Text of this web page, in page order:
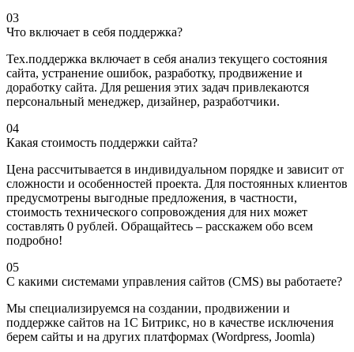
03
Что включает в себя поддержка?
Тех.поддержка включает в себя анализ текущего состояния
сайта, устранение ошибок, разработку, продвижение и
доработку сайта. Для решения этих задач привлекаются
персональный менеджер, дизайнер, разработчики.
04
Какая стоимость поддержки сайта?
Цена рассчитывается в индивидуальном порядке и зависит от
сложности и особенностей проекта. Для постоянных клиентов
предусмотрены выгодные предложения, в частности,
стоимость технического сопровождения для них может
составлять 0 рублей. Обращайтесь – расскажем обо всем
подробно!
05
С какими системами управления сайтов (CMS) вы работаете?
Мы специализируемся на создании, продвижении и
поддержке сайтов на 1С Битрикс, но в качестве исключения
берем сайты и на других платформах (Wordpress, Joomla)